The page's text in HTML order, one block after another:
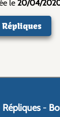
le 20/04/
Répliques
Répliques-